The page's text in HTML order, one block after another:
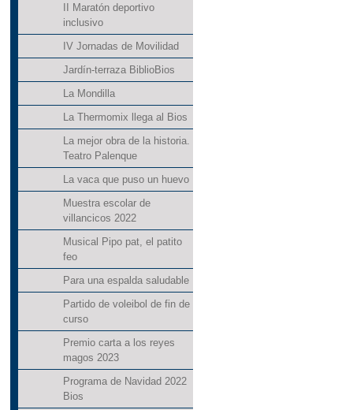
II Maratón deportivo
inclusivo
IV Jornadas de Movilidad
Jardín-terraza BiblioBios
La Mondilla
La Thermomix llega al Bios
La mejor obra de la historia.
Teatro Palenque
La vaca que puso un huevo
Muestra escolar de
villancicos 2022
Musical Pipo pat, el patito
feo
Para una espalda saludable
Partido de voleibol de fin de
curso
Premio carta a los reyes
magos 2023
Programa de Navidad 2022
Bios